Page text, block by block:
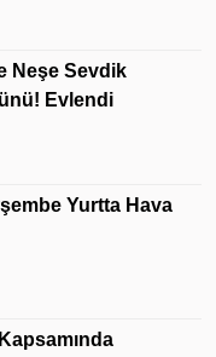
Neşe Sevdik
Evlendi
Yurtta Hava